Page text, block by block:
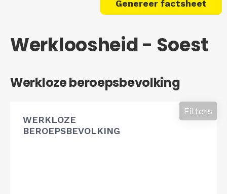
Genereer factsheet
Werkloosheid - Soest
Werkloze beroepsbevolking
WERKLOZE
BEROEPSBEVOLKING
Filters